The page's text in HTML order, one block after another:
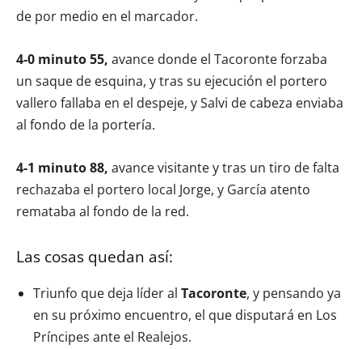
de por medio en el marcador.
4-0 minuto 55, avance donde el Tacoronte forzaba
un saque de esquina, y tras su ejecución el portero
vallero fallaba en el despeje, y Salvi de cabeza enviaba
al fondo de la portería.
4-1 minuto 88, avance visitante y tras un tiro de falta
rechazaba el portero local Jorge, y García atento
remataba al fondo de la red.
Las cosas quedan así:
Triunfo que deja líder al Tacoronte, y pensando ya
en su próximo encuentro, el que disputará en Los
Príncipes ante el Realejos.